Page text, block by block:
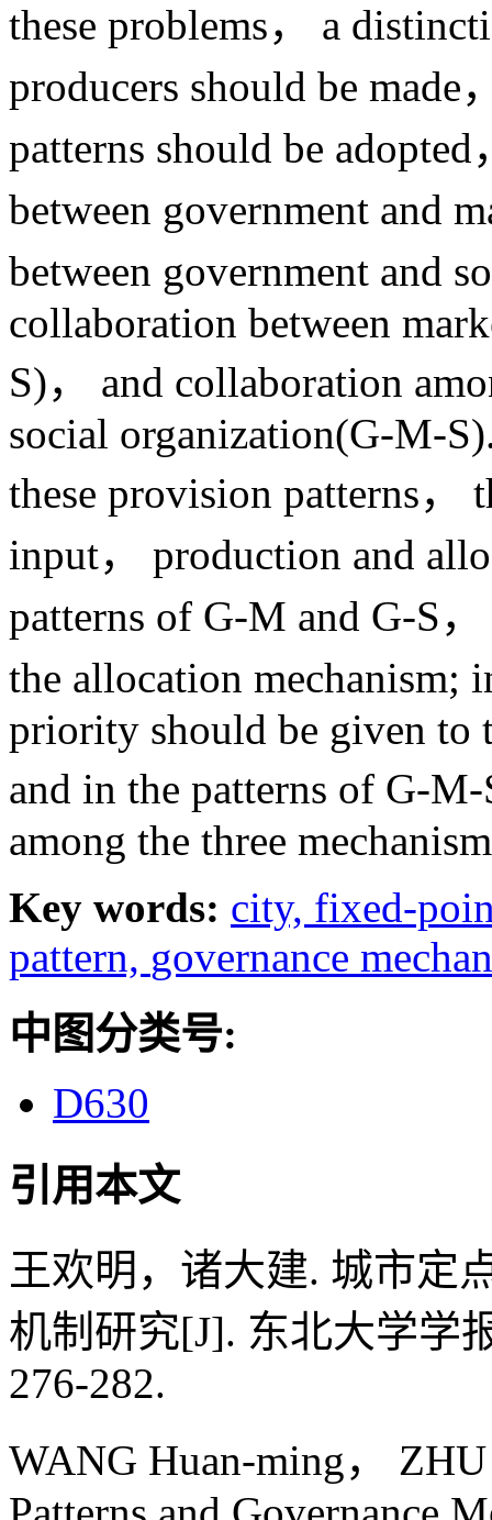
these problems， a
producers should be
patterns should be
between government and
between government and
collaboration between
S)， and collaboration
social organization(G-M-
these provision patterns，
input， production and
patterns of G-M and G-S
the allocation mechanism;
priority should be given to
and in the patterns of G-
among the three
Key words: city, fixed-
pattern, governance
中图分类号:
D630
引用本文
王欢明，诸大建. 城市定
机制研究[J]. 东北大学学
276-282.
WANG Huan-ming，